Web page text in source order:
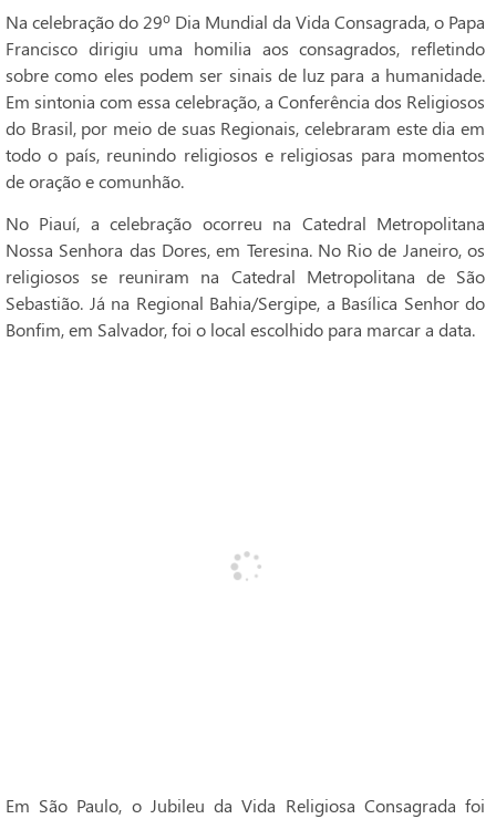
Na celebração do 29º Dia Mundial da Vida Consagrada, o Papa
Francisco dirigiu uma homilia aos consagrados, refletindo
sobre como eles podem ser sinais de luz para a humanidade.
Em sintonia com essa celebração, a Conferência dos Religiosos
do Brasil, por meio de suas Regionais, celebraram este dia em
todo o país, reunindo religiosos e religiosas para momentos
de oração e comunhão.
No Piauí, a celebração ocorreu na Catedral Metropolitana
Nossa Senhora das Dores, em Teresina. No Rio de Janeiro, os
religiosos se reuniram na Catedral Metropolitana de São
Sebastião. Já na Regional Bahia/Sergipe, a Basílica Senhor do
Bonfim, em Salvador, foi o local escolhido para marcar a data.
Em São Paulo, o Jubileu da Vida Religiosa Consagrada foi